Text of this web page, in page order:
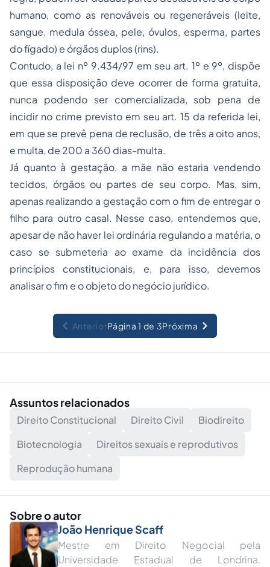
humano, como as renováveis ou regeneráveis (leite,
sangue, medula óssea, pele, óvulos, esperma, partes
do fígado) e órgãos duplos (rins).
Contudo, a lei nº 9.434/97 em seu art. 1º e 9º, dispõe
que essa disposição deve ocorrer de forma gratuita,
nunca podendo ser comercializada, sob pena de
incidir no crime previsto em seu art. 15 da referida lei,
em que se prevê pena de reclusão, de três a oito anos,
e multa, de 200 a 360 dias-multa.
Já quanto à gestação, a mãe não estaria vendendo
tecidos, órgãos ou partes de seu corpo. Mas, sim,
apenas realizando a gestação com o fim de entregar o
filho para outro casal. Nesse caso, entendemos que,
apesar de não haver lei ordinária regulando a matéria, o
caso se submeteria ao exame da incidência dos
princípios constitucionais, e, para isso, devemos
analisar o fim e o objeto do negócio jurídico.
AnteriorPágina 1 de 3Próxima
Assuntos relacionados
Direito Constitucional Direito Civil
Biodireito
Biotecnologia
Direitos sexuais e reprodutivos
Reprodução humana
Sobre o autor
João Henrique Scaff
Mestre em Direito Negocial pela
Universidade Estadual de Londrina.